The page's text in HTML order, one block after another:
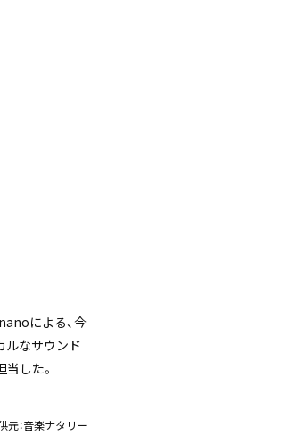
による、今
ルなサウンド
した。
元：音楽ナタリー